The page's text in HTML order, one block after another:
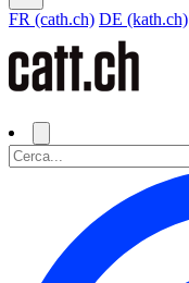
FR (cath.ch) DE (kath.ch)